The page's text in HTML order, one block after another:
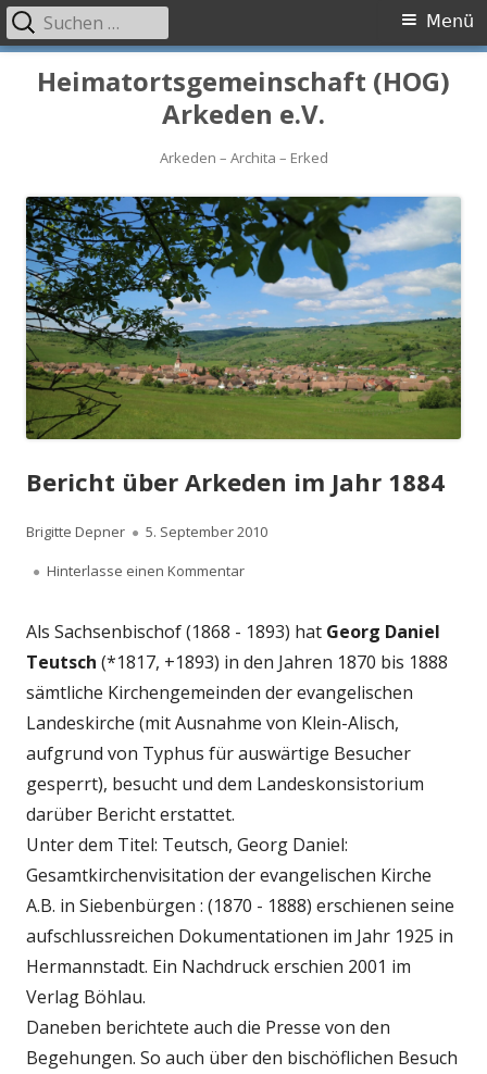
Heimatortsgemeinschaft (HOG)
Arkeden e.V.
Arkeden – Archita – Erked
Primäres
Menü
Menü
Suchen
nach:
Bericht über Arkeden im Jahr 1884
Autor
Brigitte Depner
Veröffentlicht
am
5. September 2010
Hinterlasse einen Kommentarzu Bericht über Arkeden im Jahr 1884
Als Sachsenbischof (1868 - 1893) hat Georg Daniel
Teutsch (*1817, +1893) in den Jahren 1870 bis 1888
sämtliche Kirchengemeinden der evangelischen
Landeskirche (mit Ausnahme von Klein-Alisch,
aufgrund von Typhus für auswärtige Besucher
gesperrt), besucht und dem Landeskonsistorium
darüber Bericht erstattet.
Unter dem Titel: Teutsch, Georg Daniel:
Gesamtkirchenvisitation der evangelischen Kirche
A.B. in Siebenbürgen : (1870 - 1888) erschienen seine
aufschlussreichen Dokumentationen im Jahr 1925 in
Hermannstadt. Ein Nachdruck erschien 2001 im
Verlag Böhlau.
Daneben berichtete auch die Presse von den
Begehungen. So auch über den bischöflichen Besuch